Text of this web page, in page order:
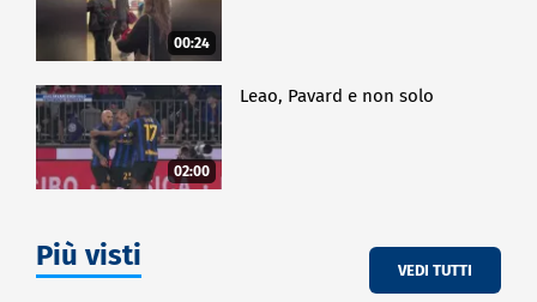
00:24
02:00
Leao, Pavard e non solo
Più visti VEDI TUTTI